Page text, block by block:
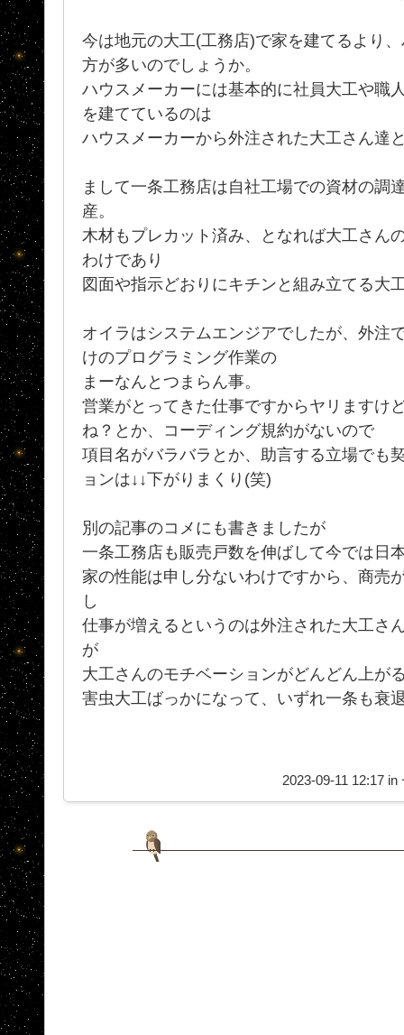
今は地元の大工(工務店)で家を建てるより
方が多いのでしょうか。
ハウスメーカーには基本的に社員大工や職
を建てているのは
ハウスメーカーから外注された大工さん達
まして一条工務店は自社工場での資材の調
産。
木材もプレカット済み、となれば大工さん
わけであり
図面や指示どおりにキチンと組み立てる大
オイラはシステムエンジアでしたが、外注
けのプログラミング作業の
まーなんとつまらん事。
営業がとってきた仕事ですからヤリますけ
ね？とか、コーディング規約がないので
項目名がバラバラとか、助言する立場でも
ョンは↓↓下がりまくり(笑)
別の記事のコメにも書きましたが
一条工務店も販売戸数を伸ばして今では日
家の性能は申し分ないわけですから、商売
し
仕事が増えるというのは外注された大工さ
が
大工さんのモチベーションがどんどん上が
害虫大工ばっかになって、いずれ一条も衰
2023-09-11 12:17 in